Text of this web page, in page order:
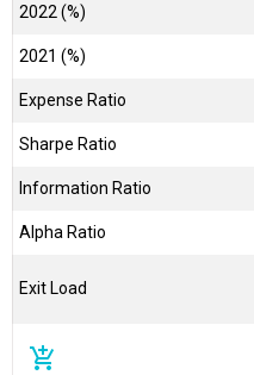
2022 (%)
2021 (%)
Expense Ratio
Sharpe Ratio
Information Ratio
Alpha Ratio
Exit Load
add_shopping_cart